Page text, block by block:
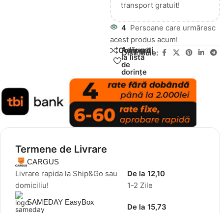
transport gratuit!
4 Persoane care urmăresc
acest produs acum!
Compară
Adăugați
la lista
de
dorințe
Distribuie:
Termene de Livrare
CARGUS
Livrare rapida la Ship&Go sau
domiciliu!
1-2 Zile
De la 12,10
SAMEDAY EasyBox
De la 15,73